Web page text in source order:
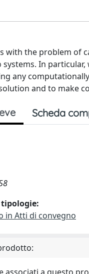
with the problem of
systems. In
any
and to make
Scheda
in Atti di convegno